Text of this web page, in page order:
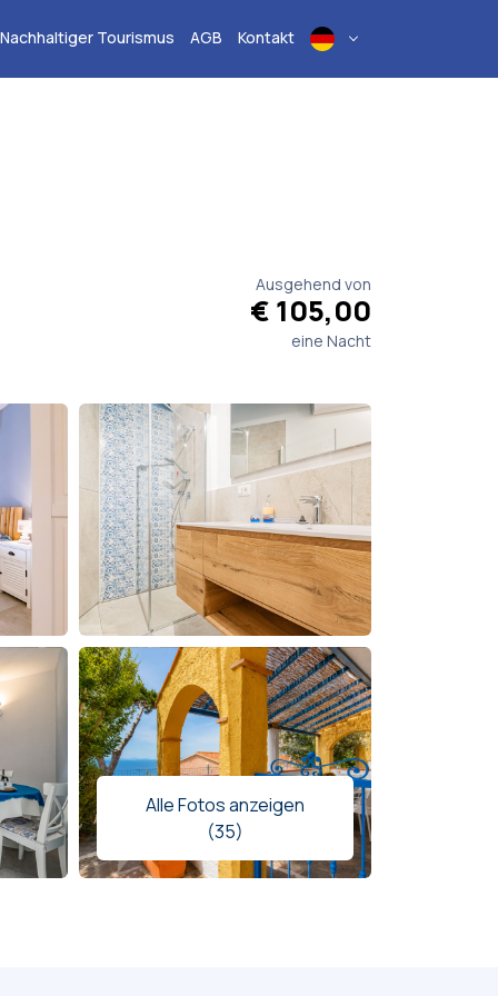
Nachhaltiger Tourismus AGB Kontakt
Ausgehend von
€ 105,00
eine Nacht
Alle Fotos anzeigen
(35)